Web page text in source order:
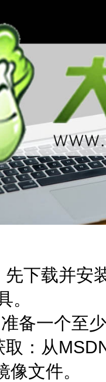
先下载并安
。
备一个至
取：从
文件。